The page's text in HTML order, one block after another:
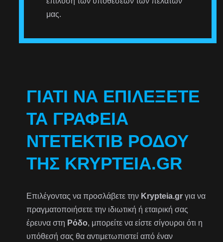
μας.
ΓΙΑΤΊ ΝΑ ΕΠΙΛΈΞΕΤΕ
ΤΑ ΓΡΑΦΕΊΑ
ΝΤΕΤΈΚΤΙΒ ΡΌΔΟΥ
ΤΗΣ KRYPTEIA.GR
Επιλέγοντας να προσλάβετε την Krypteia.gr για να
πραγματοποιήσετε την ιδιωτική ή εταιρική σας
έρευνα στη Ρόδο, μπορείτε να είστε σίγουροι ότι η
υπόθεσή σας θα αντιμετωπιστεί από έναν